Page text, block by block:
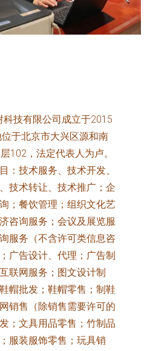
科技有限公司成立于2015
于北京市大兴区源和南
102，法定代表人为卢。
：技术服务、技术开发、
技术转让、技术推广；企
；餐饮管理；组织文化艺
咨询服务；会议及展览服
服务（不含许可类信息咨
广告设计、代理；广告制
联网服务；图文设计制
帽批发；鞋帽零售；制鞋
销售（除销售需要许可的
；文具用品零售；竹制品
服装服饰零售；玩具销